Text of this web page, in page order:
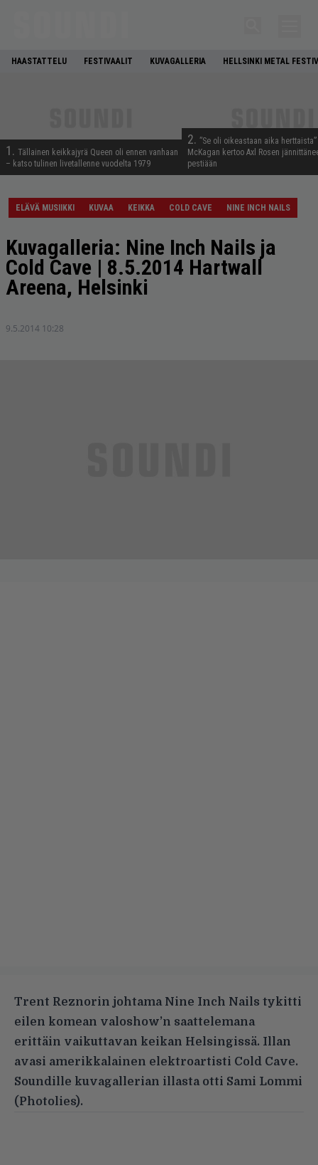
HAASTATTELU FESTIVAALIT KUVAGALLERIA HELLSINKI METAL
1. Tällainen keikkajyrä Queen oli ennen vanhaan
– katso tulinen livetallenne vuodelta 1979
2. ”Se oli oikeastaan aika
McKagan kertoo Axl Rosen
pestiään
ELÄVÄ MUSIIKKI KUVAA KEIKKA COLD CAVE NINE INCH NAILS
Kuvagalleria: Nine Inch Nails ja
Cold Cave | 8.5.2014 Hartwall
Areena, Helsinki
9.5.2014 10:28
Trent Reznorin johtama Nine Inch Nails tykitti
eilen komean valoshow’n saattelemana
erittäin vaikuttavan keikan Helsingissä. Illan
avasi amerikkalainen elektroartisti Cold Cave.
Soundille kuvagallerian illasta otti Sami Lommi
(Photolies).